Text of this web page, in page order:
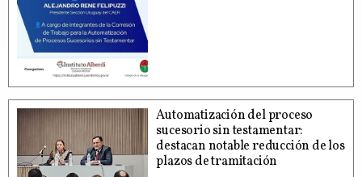
Automatización del proceso
sucesorio sin testamentar:
destacan notable reducción de los
plazos de tramitación